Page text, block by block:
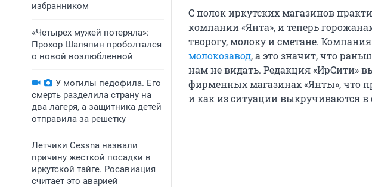
избранником
«Четырех мужей потеряла»:
Прохор Шаляпин проболтался
о новой возлюбленной
У могилы педофила. Его
смерть разделила страну на
два лагеря, а защитника детей
отправила за решетку
Летчики Cessna назвали
причину жесткой посадки в
иркутской тайге. Росавиация
считает это аварией
С полок иркутских магазинов
компании «Янта», и теперь
творогу, молоку и сметане. Компания
молокозавод, а это значит, что
нам не видать. Редакция «ИрСити»
фирменных магазинах «Янты», что
и как из ситуации выкручиваются в